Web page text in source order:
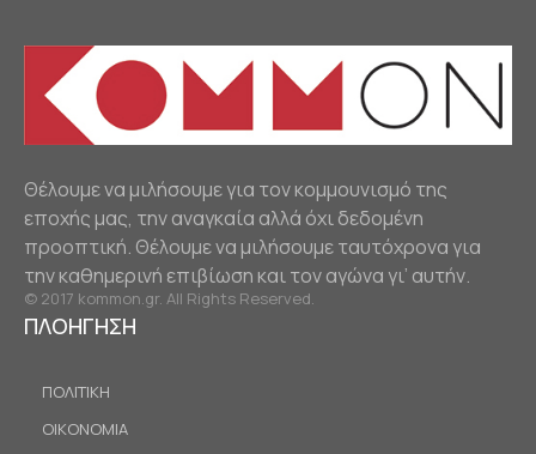
Θέλουμε να μιλήσουμε για τον κομμουνισμό της
εποχής μας, την αναγκαία αλλά όχι δεδομένη
προοπτική. Θέλουμε να μιλήσουμε ταυτόχρονα για
την καθημερινή επιβίωση και τον αγώνα γι’ αυτήν.
© 2017 kommon.gr. All Rights Reserved.
ΠΛΟΗΓΗΣΗ
ΠΟΛΙΤΙΚΗ
ΟΙΚΟΝΟΜΙΑ